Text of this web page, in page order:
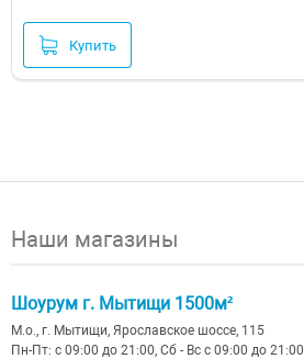
Купить
Наши магазины
Шоурум г. Мытищи 1500м²
М.о., г. Мытищи, Ярославское шоссе, 115
Пн-Пт: с 09:00 до 21:00, Сб - Вс с 09:00 до 21:00